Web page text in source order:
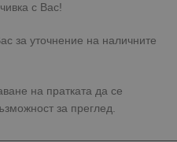
с Вас!
за уточнение на наличните
на пратката да се
за преглед.